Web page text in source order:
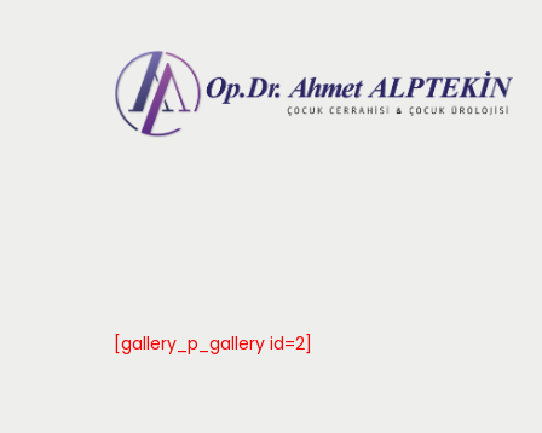
[gallery_p_gallery id=2]